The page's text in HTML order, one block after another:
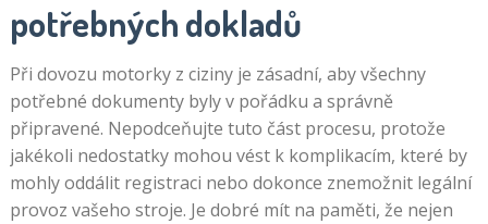
potřebných dokladů
Při dovozu motorky z ciziny je zásadní, aby všechny
potřebné dokumenty byly v pořádku a správně
připravené. Nepodceňujte tuto část procesu, protože
jakékoli nedostatky mohou vést k komplikacím, které by
mohly oddálit registraci nebo dokonce znemožnit legální
provoz vašeho stroje. Je dobré mít na paměti, že nejen